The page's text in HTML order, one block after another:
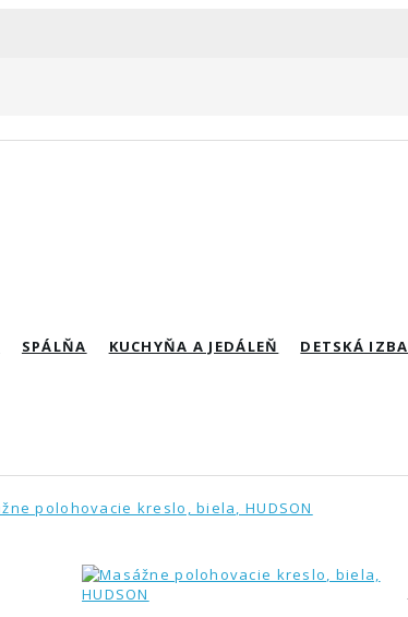
SPÁLŇA KUCHYŇA A JEDÁLEŇ DETSKÁ IZBA